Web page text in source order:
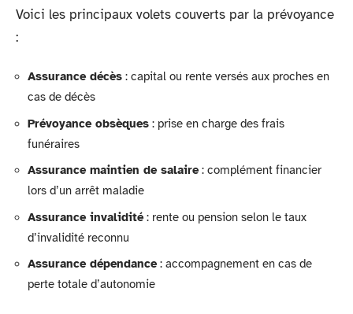
Voici les principaux volets couverts par la prévoyance
:
Assurance décès : capital ou rente versés aux proches en
cas de décès
Prévoyance obsèques : prise en charge des frais
funéraires
Assurance maintien de salaire: complément financier
lors d’un arrêt maladie
Assurance invalidité: rente ou pension selon le taux
d’invalidité reconnu
Assurance dépendance: accompagnement en cas de
perte totale d’autonomie